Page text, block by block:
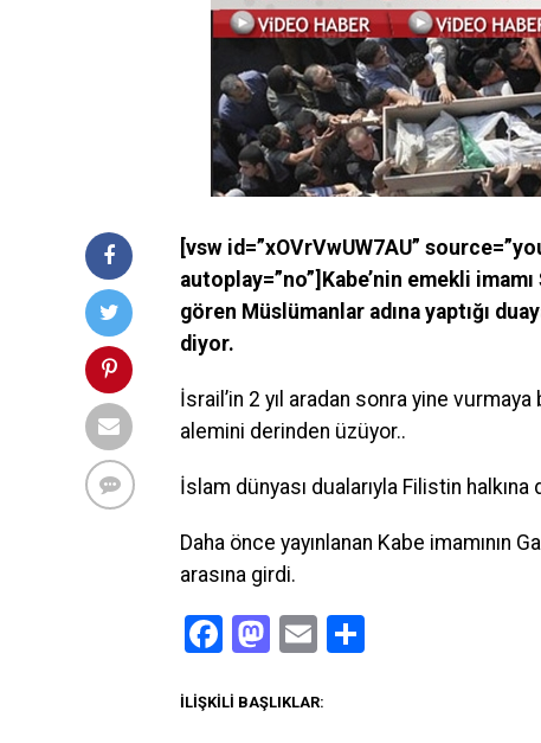
[vsw id=”xOVrVwUW7AU”
autoplay=”no”]Kabe’nin emekli
gören Müslümanlar adına yaptığı
diyor.
İsrail’in 2 yıl aradan sonra yine
alemini derinden üzüyor..
İslam dünyası dualarıyla Filistin
Daha önce yayınlanan Kabe imamının
arasına girdi.
Facebook
Mastodon
Email
İLIŞKILI BAŞLIKLAR: